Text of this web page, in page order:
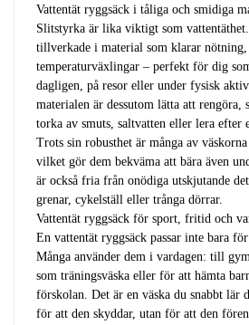
Vattentät ryggsäck i tåliga och smidiga
Slitstyrka är lika viktigt som
tillverkade i material som klarar
temperaturväxlingar – perfekt för dig
dagligen, på resor eller under fysisk
materialen är dessutom lätta att rengöra,
torka av smuts, saltvatten eller lera efter
Trots sin robusthet är många av
vilket gör dem bekväma att bära även
är också fria från onödiga utskjutande
grenar, cykelställ eller trånga dörrar.
Vattentät ryggsäck för sport, fritid och
En vattentät ryggsäck passar inte bara
Många använder dem i vardagen: till
som träningsväska eller för att hämta
förskolan. Det är en väska du snabbt lär
för att den skyddar, utan för att den